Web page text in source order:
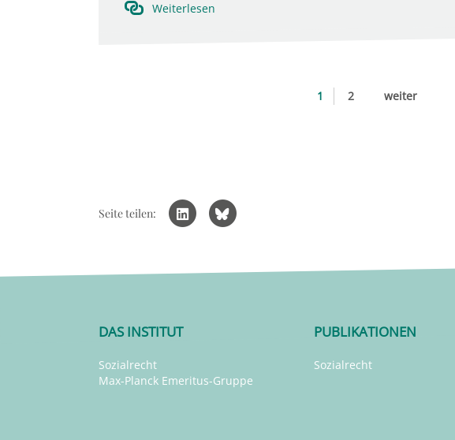
Weiterlesen
1 2 weiter
Seite teilen:
DAS INSTITUT
Sozialrecht
Max-Planck Emeritus-Gruppe
PUBLIKATIONEN
Sozialrecht